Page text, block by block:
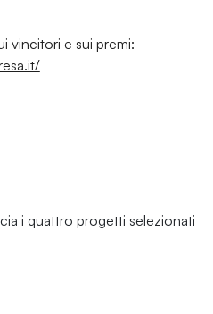
vincitori e sui premi:
i quattro progetti selezionati